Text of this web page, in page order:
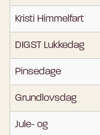
Kristi Himmelfart
DIGST Lukkedag
Pinsedage
Grundlovsdag
Jule- og